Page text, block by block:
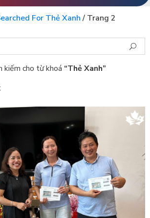
For Thẻ Xanh/ Trang 2
cho từ khoá “Thẻ Xanh”